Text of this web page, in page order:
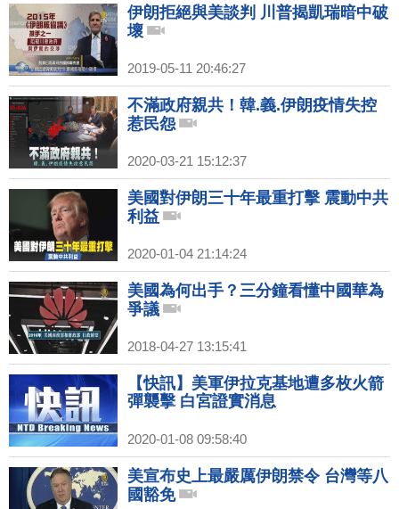
伊朗拒絕與美談判 川普揭凱瑞暗中破
壞
2019-05-11 20:46:27
不滿政府親共！韓.義.伊朗疫情失控
惹民怨
2020-03-21 15:12:37
美國對伊朗三十年最重打擊 震動中共
利益
2020-01-04 21:14:24
美國為何出手？三分鐘看懂中國華為
爭議
2018-04-27 13:15:41
【快訊】美軍伊拉克基地遭多枚火箭
彈襲擊 白宮證實消息
2020-01-08 09:58:40
美宣布史上最嚴厲伊朗禁令 台灣等八
國豁免